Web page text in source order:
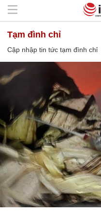
tạm đình chỉ
Cập nhập tin tức tạm đình chỉ